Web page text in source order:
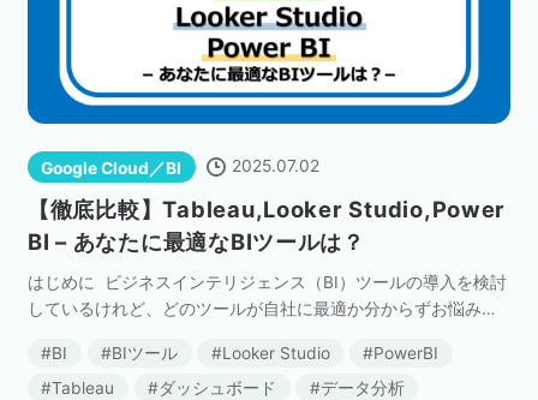
Google Cloud／BI 2025.07.02
【徹底比較】Tableau,Looker Studio,Power
BI – あなたに最適なBIツールは？
はじめに ビジネスインテリジェンス（BI）ツールの導入を検討
しているけれど、どのツールが自社に最適か分からずお悩みで
注目を集める「Tableau」「Looker […]
BI BIツール Looker Studio
PowerBI
Tableau
ダッシュボード
データ分析